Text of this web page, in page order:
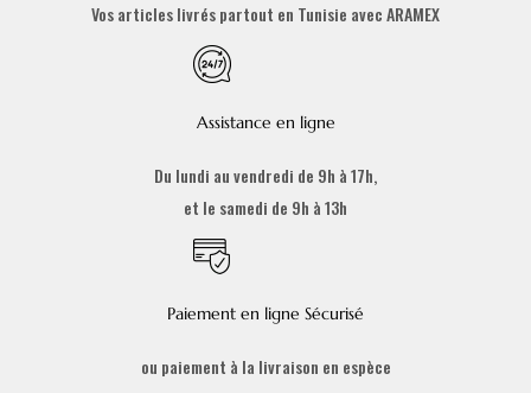
Vos articles livrés partout en Tunisie avec ARAMEX
Assistance en ligne
Du lundi au vendredi de 9h à 17h,
et le samedi de 9h à 13h
Paiement en ligne Sécurisé
ou paiement à la livraison en espèce